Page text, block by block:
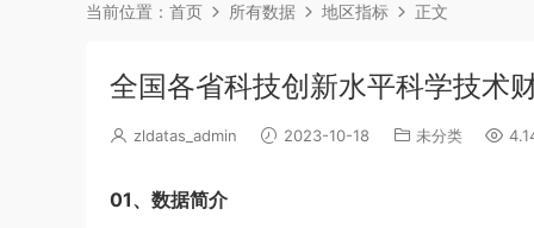
当前位置： 首页 所有数据 地区指标 正文
全国各省科技创新水平科学技术
zldatas_admin 2023-10-18 未分类
01、数据简介